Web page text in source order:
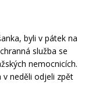
byli v pátek na
služba se
nemocnicích.
v neděli odjeli zpět